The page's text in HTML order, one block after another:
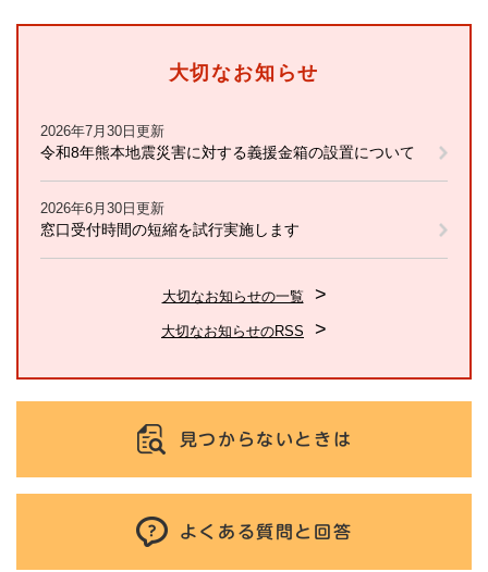
大切なお知らせ
2026年7月30日更新
令和8年熊本地震災害に対する義援金箱の設置について
2026年6月30日更新
窓口受付時間の短縮を試行実施します
大切なお知らせの一覧
大切なお知らせのRSS
見つからないときは
よくある質問と回答